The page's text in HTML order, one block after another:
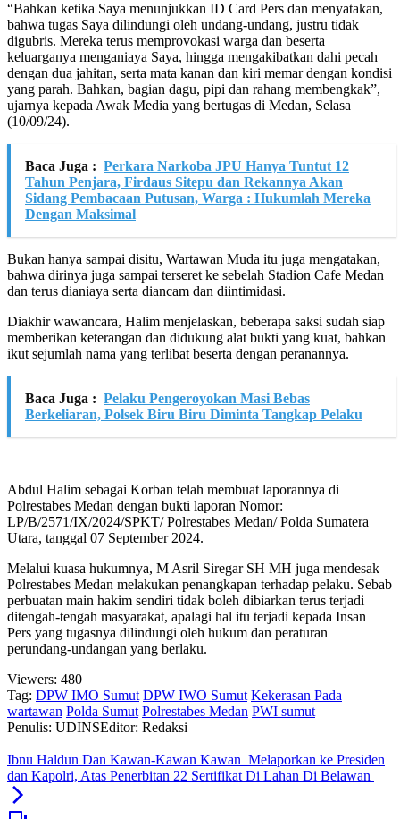
“Bahkan ketika Saya menunjukkan ID Card Pers dan menyatakan,
bahwa tugas Saya dilindungi oleh undang-undang, justru tidak
digubris. Mereka terus memprovokasi warga dan beserta
keluarganya menganiaya Saya, hingga mengakibatkan dahi pecah
dengan dua jahitan, serta mata kanan dan kiri memar dengan kondisi
yang parah. Bahkan, bagian dagu, pipi dan rahang membengkak”,
ujarnya kepada Awak Media yang bertugas di Medan, Selasa
(10/09/24).
Baca Juga : Perkara Narkoba JPU Hanya Tuntut 12
Tahun Penjara, Firdaus Sitepu dan Rekannya Akan
Sidang Pembacaan Putusan, Warga : Hukumlah Mereka
Dengan Maksimal
Bukan hanya sampai disitu, Wartawan Muda itu juga mengatakan,
bahwa dirinya juga sampai terseret ke sebelah Stadion Cafe Medan
dan terus dianiaya serta diancam dan diintimidasi.
Diakhir wawancara, Halim menjelaskan, beberapa saksi sudah siap
memberikan keterangan dan didukung alat bukti yang kuat, bahkan
ikut sejumlah nama yang terlibat beserta dengan peranannya.
Baca Juga : Pelaku Pengeroyokan Masi Bebas
Berkeliaran, Polsek Biru Biru Diminta Tangkap Pelaku
Abdul Halim sebagai Korban telah membuat laporannya di
Polrestabes Medan dengan bukti laporan Nomor:
LP/B/2571/IX/2024/SPKT/ Polrestabes Medan/ Polda Sumatera
Utara, tanggal 07 September 2024.
Melalui kuasa hukumnya, M Asril Siregar SH MH juga mendesak
Polrestabes Medan melakukan penangkapan terhadap pelaku. Sebab
perbuatan main hakim sendiri tidak boleh dibiarkan terus terjadi
ditengah-tengah masyarakat, apalagi hal itu terjadi kepada Insan
Pers yang tugasnya dilindungi oleh hukum dan peraturan
perundang-undangan yang berlaku.
Viewers: 480
Tag: DPW IMO Sumut DPW IWO Sumut Kekerasan Pada
wartawan Polda Sumut Polrestabes Medan PWI sumut
Penulis: UDINSEditor: Redaksi
Ibnu Haldun Dan Kawan-Kawan Kawan Melaporkan ke Presiden
dan Kapolri, Atas Penerbitan 22 Sertifikat Di Lahan Di Belawan